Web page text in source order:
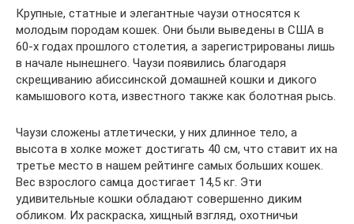
Крупные, статные и элегантные чаузи относятся к
молодым породам кошек. Они были выведены в США в
60-х годах прошлого столетия, а зарегистрированы лишь
в начале нынешнего. Чаузи появились благодаря
скрещиванию абиссинской домашней кошки и дикого
камышового кота, известного также как болотная рысь.
Чаузи сложены атлетически, у них длинное тело, а
высота в холке может достигать 40 см, что ставит их на
третье место в нашем рейтинге самых больших кошек.
Вес взрослого самца достигает 14,5 кг. Эти
удивительные кошки обладают совершенно диким
обликом. Их раскраска, хищный взгляд, охотничьи